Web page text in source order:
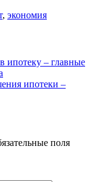
, экономия
ипотеку – главные
ипотеки –
поля